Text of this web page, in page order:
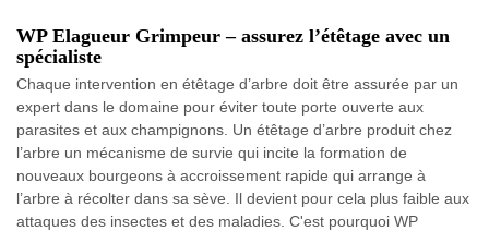
WP Elagueur Grimpeur – assurez l’étêtage avec un
spécialiste
Chaque intervention en étêtage d’arbre doit être assurée par un
expert dans le domaine pour éviter toute porte ouverte aux
parasites et aux champignons. Un étêtage d’arbre produit chez
l’arbre un mécanisme de survie qui incite la formation de
nouveaux bourgeons à accroissement rapide qui arrange à
l’arbre à récolter dans sa sève. Il devient pour cela plus faible aux
attaques des insectes et des maladies. C'est pourquoi WP